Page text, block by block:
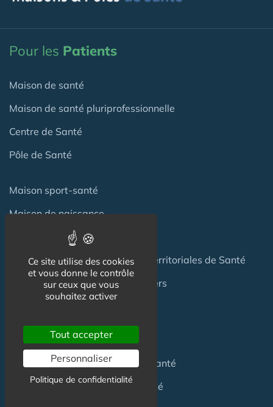
Pour les Patients
Maison de santé
Maison de santé pluriprofessionnelle
Centre de Santé
Pôle de Santé
Maison sport-santé
Maison de naissance
Centre de Soins et de Prévention
Communauté Professionnelles Territoriales de Santé
Hotel Patient & Hôtels Hospitaliers
Pour lesProfessionnels
Location locauxen Maison de Santé
Achat locauxen Maison de Santé
Ce site utilise des cookies
et vous donne le contrôle
sur ceux que vous
souhaitez activer
Tout accepter
Personnaliser
Politique de confidentialité